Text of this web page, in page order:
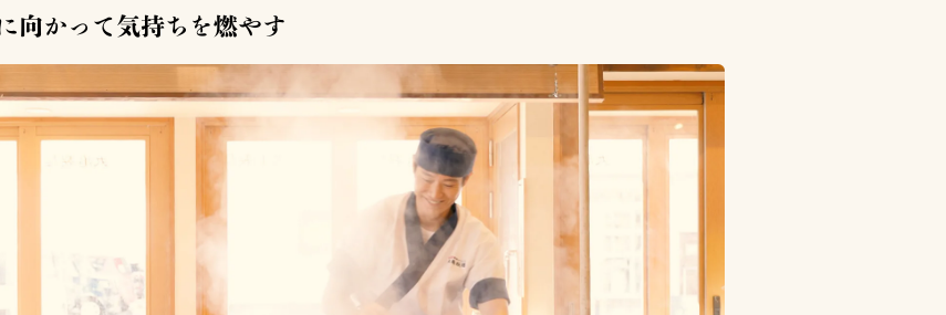
向かって気持ちを燃やす